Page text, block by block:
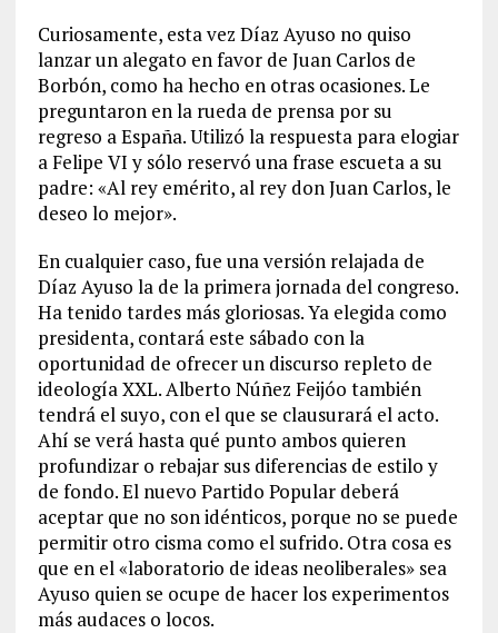
Curiosamente, esta vez Díaz Ayuso no quiso
lanzar un alegato en favor de Juan Carlos de
Borbón, como ha hecho en otras ocasiones. Le
preguntaron en la rueda de prensa por su
regreso a España. Utilizó la respuesta para elogiar
a Felipe VI y sólo reservó una frase escueta a su
padre: «Al rey emérito, al rey don Juan Carlos, le
deseo lo mejor».
En cualquier caso, fue una versión relajada de
Díaz Ayuso la de la primera jornada del congreso.
Ha tenido tardes más gloriosas. Ya elegida como
presidenta, contará este sábado con la
oportunidad de ofrecer un discurso repleto de
ideología XXL. Alberto Núñez Feijóo también
tendrá el suyo, con el que se clausurará el acto.
Ahí se verá hasta qué punto ambos quieren
profundizar o rebajar sus diferencias de estilo y
de fondo. El nuevo Partido Popular deberá
aceptar que no son idénticos, porque no se puede
permitir otro cisma como el sufrido. Otra cosa es
que en el «laboratorio de ideas neoliberales» sea
Ayuso quien se ocupe de hacer los experimentos
más audaces o locos.